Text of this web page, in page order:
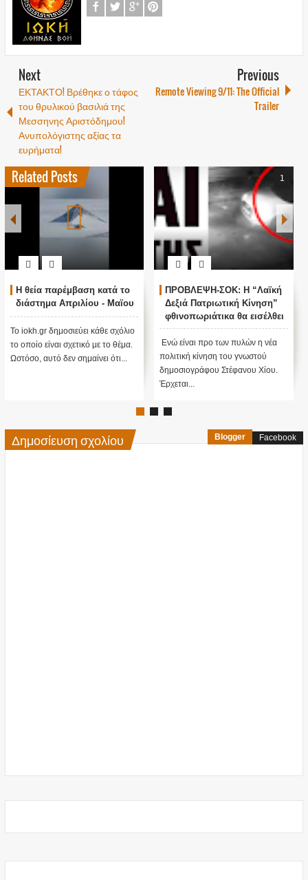
Next
ΕΚΤΑΚΤΟ! Βρέθηκε ο τάφος
του θρυλικού βασιλιά της
Μεσσηνης Αριστόδημου!
Ανυπολόγιστης αξίας τα
ευρήματα!
Previous
Remote Viewing 9/11: The Official
Trailer
Related Posts
Η θεία παρέμβαση κατά το
διάστημα Απριλίου - Μαϊου
Το iokh.gr δημοσιεύει κάθε σχόλιο
το οποίο είναι σχετικό με το θέμα.
Ωστόσο, αυτό δεν σημαίνει ότι...
1
ΠΡΟΒΛΕΨΗ-ΣΟΚ: Η “Λαϊκή
Δεξιά Πατριωτική Κίνηση”
φθινοπωριάτικα θα εισέλθει
στην βουλή με διψήφια
ποσοστά...!!!
Ενώ είναι προ των πυλών η νέα
πολιτική κίνηση του γνωστού
δημοσιογράφου Στέφανου Χίου.
Έρχεται...
Δημοσίευση σχολίου Blogger Facebook